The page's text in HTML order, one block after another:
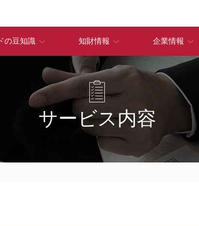
の豆知識 知財情報 企業情報
サービス内容